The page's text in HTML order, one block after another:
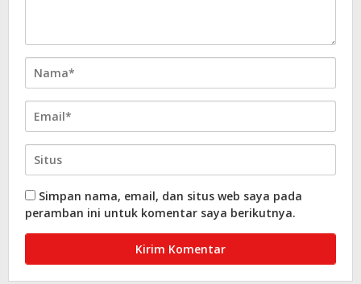
Simpan nama, email, dan situs web saya pada
peramban ini untuk komentar saya berikutnya.